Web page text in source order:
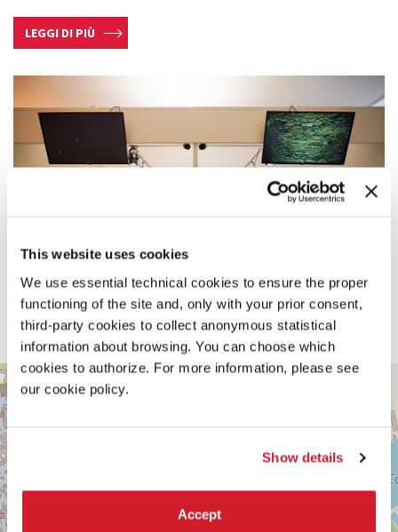
This website uses cookies
We use essential technical cookies to ensure the proper
functioning of the site and, only with your prior consent,
third-party cookies to collect anonymous statistical
information about browsing. You can choose which
cookies to authorize. For more information, please see
our cookie policy.
Show details
Accept
LEGGI DI PIÙ
ARSENALE
SESTIERE
CASTELLO
CAMPO
DELLA
TANA
2169/F
30122
VENEZIA